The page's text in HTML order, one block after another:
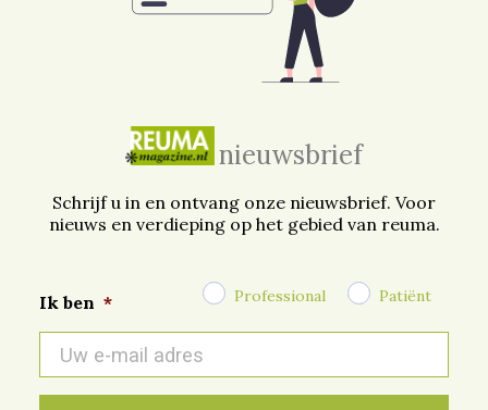
nieuwsbrief
Schrijf u in en ontvang onze nieuwsbrief. Voor
nieuws en verdieping op het gebied van reuma.
Ik ben * Professional Patiënt
mail
*